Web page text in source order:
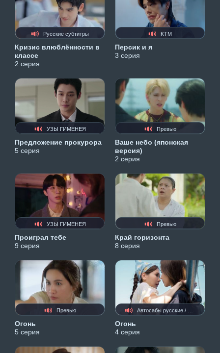
Русские субтитры
Кризис влюблённости в
классе
2 серия
KTM
Персик и я
3 серия
УЗЫ ГИМЕНЕЯ
Предложение прокурора
5 серия
Превью
Ваше небо (японская
версия)
2 серия
УЗЫ ГИМЕНЕЯ
Проиграл тебе
9 серия
Превью
Край горизонта
8 серия
Превью
Огонь
5 серия
Автосабы русские / украинские
Огонь
4 серия